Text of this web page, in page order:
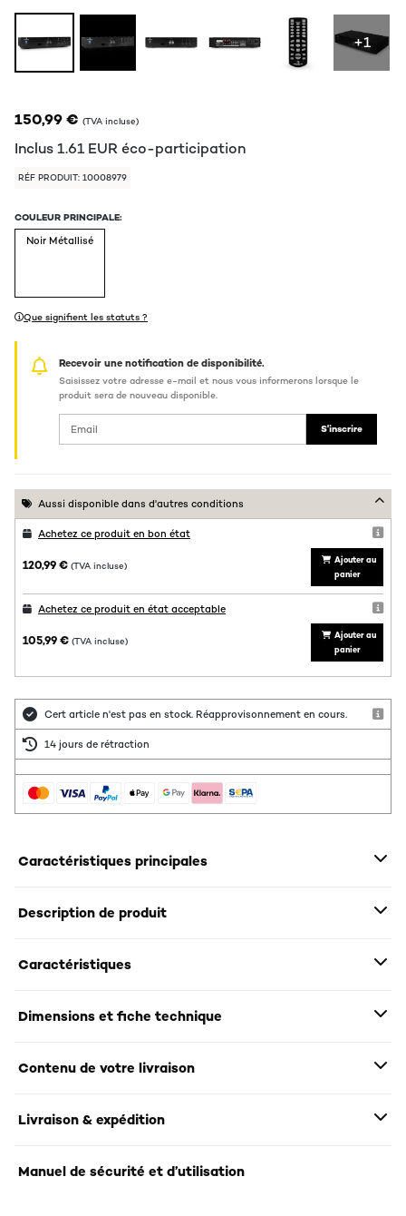
+1
150,99 € (TVA incluse)
Inclus1.61 EURéco-participation
RÉF PRODUIT: 10008979
COULEUR PRINCIPALE:
Noir Métallisé
Que signifient les statuts ?
Recevoir une notification de disponibilité.
Saisissez votre adresse e-mail et nous vous informerons lorsque le
produit sera de nouveau disponible.
S'inscrire
Aussi disponible dans d'autres conditions
Achetez ce produit en bon état
120,99 € (TVA incluse)
Ajouter au
panier
Achetez ce produit en état acceptable
105,99 € (TVA incluse)
Ajouter au
panier
Cert article n'est pas en stock. Réapprovisonnement en cours.
14 jours de rétraction
Caractéristiques principales
Description de produit
Caractéristiques
Dimensions et fiche technique
Contenu de votre livraison
Livraison & expédition
Manuel de sécurité et d’utilisation